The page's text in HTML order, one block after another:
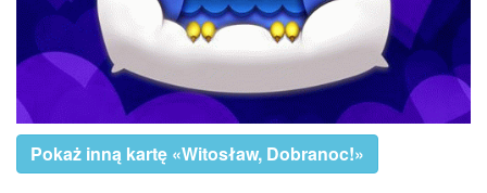
Pokaż inną kartę «Witosław, Dobranoc!»